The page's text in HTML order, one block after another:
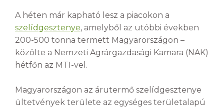
A héten már kapható lesz a piacokon a
szelídgesztenye, amelyből az utóbbi években
200-500 tonna termett Magyarországon –
közölte a Nemzeti Agrárgazdasági Kamara (NAK)
hétfőn az MTI-vel.
Magyarországon az árutermő szelídgesztenye
ültetvények területe az egységes területalapú